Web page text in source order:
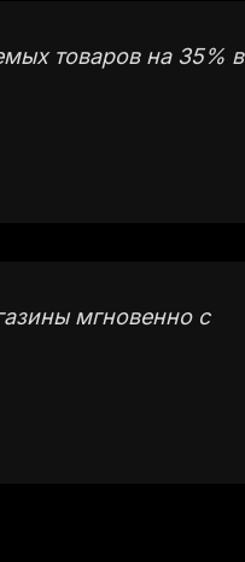
товаров на 35% в
мгновенно с